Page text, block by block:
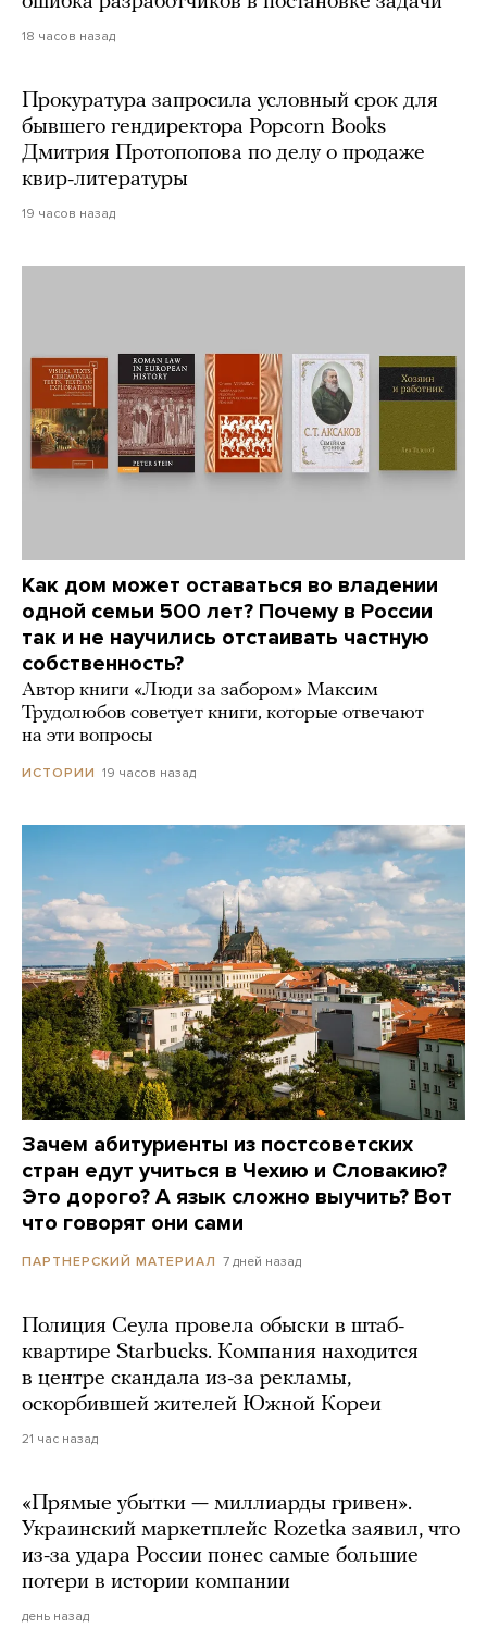
18 часов назад
Прокуратура запросила условный срок для
бывшего гендиректора Popcorn Books
Дмитрия Протопопова по делу о продаже
квир-литературы
19 часов назад
Как дом может оставаться во владении
одной семьи 500 лет? Почему в России
так и не научились отстаивать частную
собственность?
Автор книги «Люди за забором» Максим
Трудолюбов советует книги, которые отвечают
на эти вопросы
ИСТОРИИ 19 часов назад
Зачем абитуриенты из постсоветских
стран едут учиться в Чехию и Словакию?
Это дорого? А язык сложно выучить? Вот
что говорят они сами
ПАРТНЕРСКИЙ МАТЕРИАЛ 7 дней назад
Полиция Сеула провела обыски в штаб-
квартире Starbucks. Компания находится
в центре скандала из-за рекламы,
оскорбившей жителей Южной Кореи
21 час назад
«Прямые убытки — миллиарды гривен».
Украинский маркетплейс Rozetka заявил, что
из-за удара России понес самые большие
потери в истории компании
день назад